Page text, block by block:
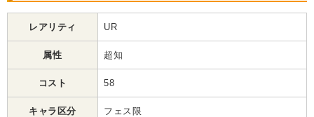
レアリティ UR
属性 超知
コスト 58
キャラ区分 フェス限